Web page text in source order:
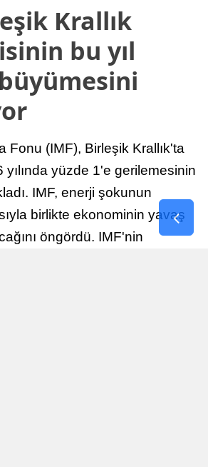
Krallık
bu yıl
Fonu (IMF), Birleşik Krallık'ta
yüzde 1'e gerilemesinin
IMF, enerji şokunun
birlikte ekonominin yavaş
öngördü. IMF'nin